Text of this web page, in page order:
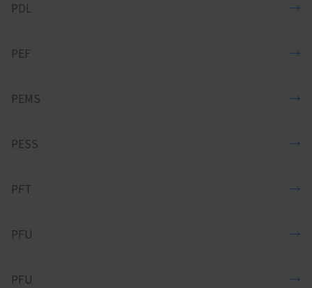
PDL →
PEF →
PEMS →
PESS →
PFT →
PFU →
PFU →